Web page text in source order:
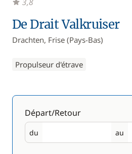
De Drait Valkruiser
Drachten, Frise (Pays-Bas)
Propulseur d'étrave
Départ/Retour
du
Départ au
Retour